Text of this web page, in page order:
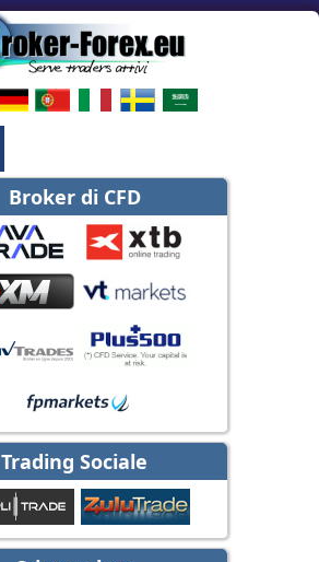
Broker di CFD
Trading Sociale